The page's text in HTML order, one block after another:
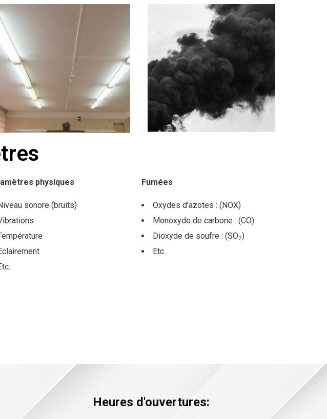
physiques
sonore (bruits)
Fumées
Oxydes d’azotes : (NOX)
Monoxyde de carbone : (CO)
Dioxyde de soufre : (SO2)
Etc.
Heures d'ouvertures: